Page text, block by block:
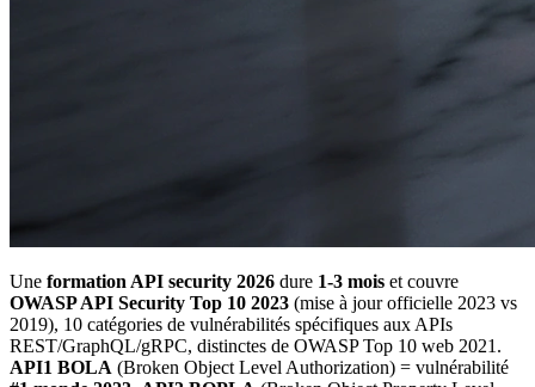
Une formation API security 2026 dure 1-3 mois et couvre
OWASP API Security Top 10 2023 (mise à jour officielle 2023 vs
2019), 10 catégories de vulnérabilités spécifiques aux APIs
REST/GraphQL/gRPC, distinctes de OWASP Top 10 web 2021.
API1 BOLA (Broken Object Level Authorization) = vulnérabilité